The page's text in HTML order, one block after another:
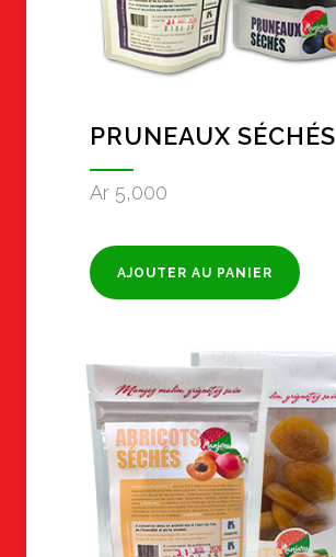
PRUNEAUX SÉCHÉS
Ar 5,000
AJOUTER AU PANIER